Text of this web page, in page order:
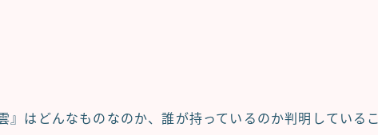
』 はどんなものなのか、誰が持っているのか判明しているこ